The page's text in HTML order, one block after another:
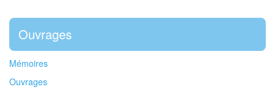
Ouvrages
Mémoires
Ouvrages